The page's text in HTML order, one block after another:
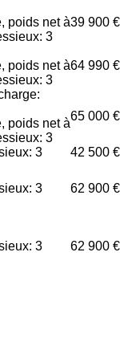
poids net à
3
39 900 €
poids net à
3
64 990 €
poids net à
3
65 000 €
3
42 500 €
3 62 900 €
3 62 900 €